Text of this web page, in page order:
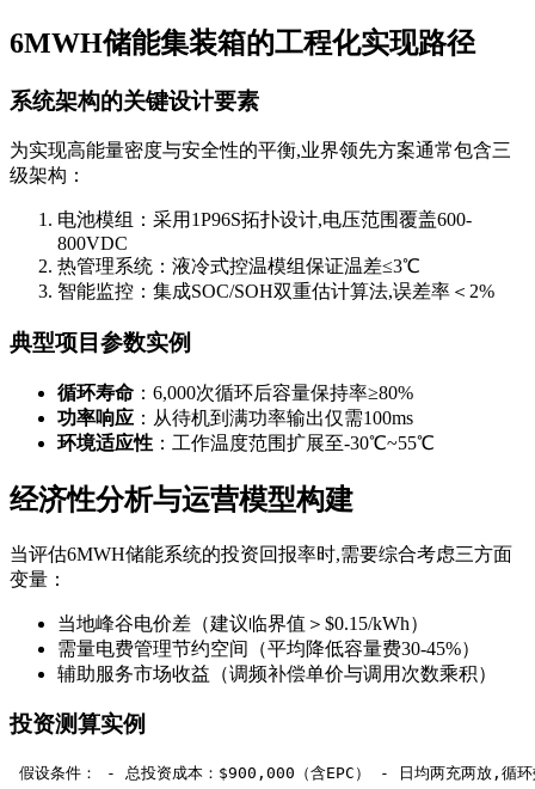
6MWH储能集装箱的工程化实现路径
系统架构的关键设计要素
为实现高能量密度与安全性的平衡,业界领先方案通常包含三
级架构：
电池模组：采用1P96S拓扑设计,电压范围覆盖600-
800VDC
热管理系统：液冷式控温模组保证温差≤3℃
智能监控：集成SOC/SOH双重估计算法,误差率＜2%
典型项目参数实例
循环寿命 ：6,000次循环后容量保持率≥80%
功率响应 ：从待机到满功率输出仅需100ms
环境适应性 ：工作温度范围扩展至-30℃~55℃
经济性分析与运营模型构建
当评估6MWH储能系统的投资回报率时,需要综合考虑三方面
变量：
当地峰谷电价差（建议临界值＞$0.15/kWh）
需量电费管理节约空间（平均降低容量费30-45%）
辅助服务市场收益（调频补偿单价与调用次数乘积）
投资测算实例
假设条件： - 总投资成本：$900,000（含EPC） - 日均两充两放,